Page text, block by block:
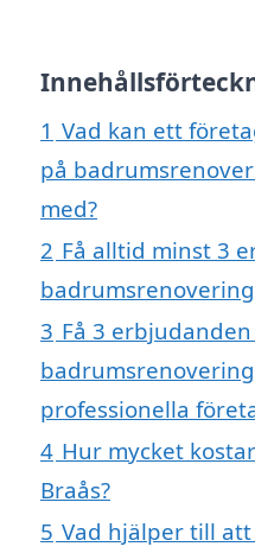
1 Vad kan ett
på
med?
2 Få alltid minst 3
3 Få 3
professionella
4 Hur mycket
Braås?
5 Vad hjälper till